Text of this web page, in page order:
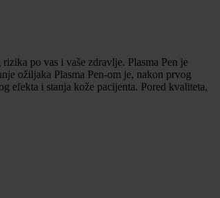
po vas i vaše zdravlje. Plasma Pen je
ožiljaka Plasma Pen-om je, nakon prvog
efekta i stanja kože pacijenta. Pored kvaliteta,